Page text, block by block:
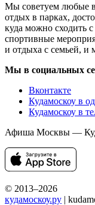
Мы советуем любые
отдых в парках,
куда можно сходить
спортивные
и отдыха с семьей, и
Мы в социальных
Вконтакте
Кудамоскоу в
Кудамоскоу в
Афиша Москвы —
© 2013–2026
кудамоскоу.ру |